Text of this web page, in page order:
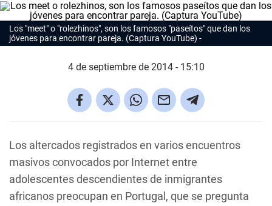
Los "meet" o "rolezhinos", son los famosos "paseítos" que dan los
jóvenes para encontrar pareja. (Captura YouTube)
4 de septiembre de 2014 - 15:10
Los altercados registrados en varios encuentros
masivos convocados por Internet entre
adolescentes descendientes de inmigrantes
africanos preocupan en Portugal, que se pregunta